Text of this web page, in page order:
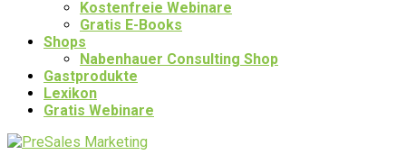
Kostenfreie Webinare
Gratis E-Books
Shops
Nabenhauer Consulting Shop
Gastprodukte
Lexikon
Gratis Webinare